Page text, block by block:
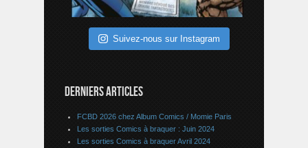
Suivez-nous sur Instagram
DERNIERS ARTICLES
FCBD 2026 chez Album Comics / Momie Paris
Les sorties Comics à braquer : Juin 2024
Les sorties Comics à braquer Avril 2024